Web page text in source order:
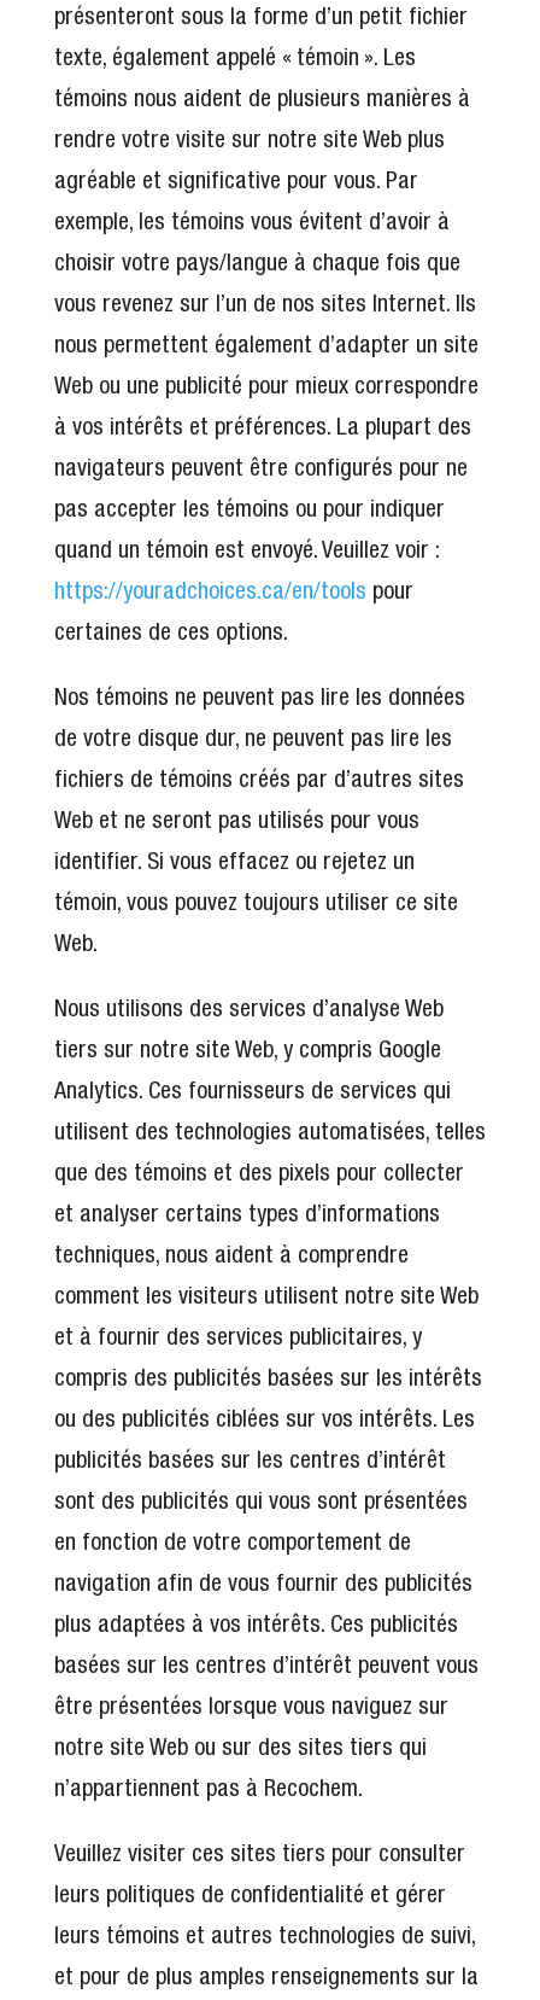
présenteront sous la forme d’un petit fichier
texte, également appelé « témoin ». Les
témoins nous aident de plusieurs manières à
rendre votre visite sur notre site Web plus
agréable et significative pour vous. Par
exemple, les témoins vous évitent d’avoir à
choisir votre pays/langue à chaque fois que
vous revenez sur l’un de nos sites Internet. Ils
nous permettent également d’adapter un site
Web ou une publicité pour mieux correspondre
à vos intérêts et préférences. La plupart des
navigateurs peuvent être configurés pour ne
pas accepter les témoins ou pour indiquer
quand un témoin est envoyé. Veuillez voir :
https://youradchoices.ca/en/tools pour
certaines de ces options.
Nos témoins ne peuvent pas lire les données
de votre disque dur, ne peuvent pas lire les
fichiers de témoins créés par d’autres sites
Web et ne seront pas utilisés pour vous
identifier. Si vous effacez ou rejetez un
témoin, vous pouvez toujours utiliser ce site
Web.
Nous utilisons des services d’analyse Web
tiers sur notre site Web, y compris Google
Analytics. Ces fournisseurs de services qui
utilisent des technologies automatisées, telles
que des témoins et des pixels pour collecter
et analyser certains types d’informations
techniques, nous aident à comprendre
comment les visiteurs utilisent notre site Web
et à fournir des services publicitaires, y
compris des publicités basées sur les intérêts
ou des publicités ciblées sur vos intérêts. Les
publicités basées sur les centres d’intérêt
sont des publicités qui vous sont présentées
en fonction de votre comportement de
navigation afin de vous fournir des publicités
plus adaptées à vos intérêts. Ces publicités
basées sur les centres d’intérêt peuvent vous
être présentées lorsque vous naviguez sur
notre site Web ou sur des sites tiers qui
n’appartiennent pas à Recochem.
Veuillez visiter ces sites tiers pour consulter
leurs politiques de confidentialité et gérer
leurs témoins et autres technologies de suivi,
et pour de plus amples renseignements sur la